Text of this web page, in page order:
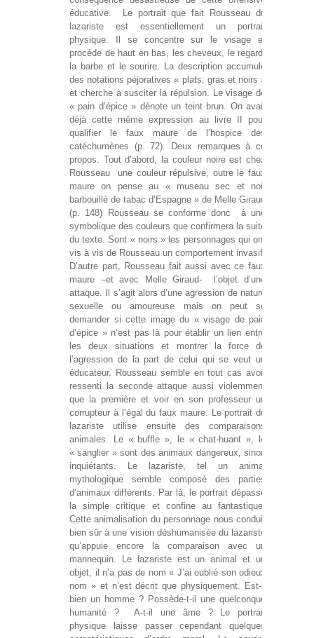
éducative. Le portrait que fait Rousseau du
lazariste est essentiellement un portrait
physique. Il se concentre sur le visage et
procède de haut en bas, les cheveux, le regard,
la barbe et le sourire. La description accumule
des notations péjoratives « plats, gras et noirs »
et cherche à susciter la répulsion. Le visage de
« pain d’épice » dénote un teint brun. On avait
déjà cette même expression au livre II pour
qualifier le faux maure de l’hospice des
catéchumènes (p. 72). Deux remarques à ce
propos. Tout d’abord, la couleur noire est chez
Rousseau une couleur répulsive, outre le faux
maure on pense au « museau sec et noir
barbouillé de tabac d’Espagne » de Melle Giraud
(p. 148) Rousseau se conforme donc à une
symbolique des couleurs que confirmera la suite
du texte. Sont « noirs » les personnages qui ont
vis à vis de Rousseau un comportement invasif.
D’autre part, Rousseau fait aussi avec ce faux
maure –et avec Melle Giraud- l’objet d’une
attaque. Il s’agit alors d’une agression de nature
sexuelle ou amoureuse mais on peut se
demander si cette image du « visage de pain
d’épice » n’est pas là pour établir un lien entre
les deux situations et montrer la force de
l’agression de la part de celui qui se veut un
éducateur. Rousseau semble en tout cas avoir
ressenti la seconde attaque aussi violemment
que la première et voir en son professeur un
corrupteur à l’égal du faux maure. Le portrait du
lazariste utilise ensuite des comparaisons
animales. Le « buffle », le « chat-huant », le
« sanglier » sont des animaux dangereux, sinon
inquiétants. Le lazariste, tel un animal
mythologique semble composé des parties
d’animaux différents. Par là, le portrait dépasse
la simple critique et confine au fantastique.
Cette animalisation du personnage nous conduit
bien sûr à une vision déshumanisée du lazariste
qu’appuie encore la comparaison avec un
mannequin. Le lazariste est un animal et un
objet, il n’a pas de nom « J’ai oublié son odieux
nom » et n’est décrit que physiquement. Est-il
bien un homme ? Possède-t-il une quelconque
humanité ? A-t-il une âme ? Le portrait
physique laisse passer cependant quelques